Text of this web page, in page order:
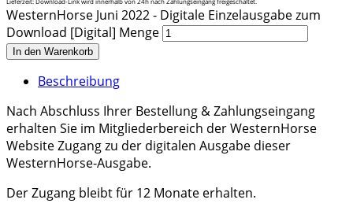
WesternHorse Juni 2022 - Digitale Einzelausgabe zum
Download [Digital] Menge
In den Warenkorb
Beschreibung
Nach Abschluss Ihrer Bestellung & Zahlungseingang
erhalten Sie im Mitgliederbereich der WesternHorse
Website Zugang zu der digitalen Ausgabe dieser
WesternHorse-Ausgabe.
Der Zugang bleibt für 12 Monate erhalten.